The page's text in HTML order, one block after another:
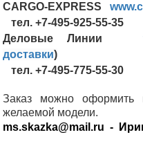
CARGO-EXPRESS
тел. +7-495-925-55-35
Деловые Линии
доставки)
тел. +7-495-775-55-30
Заказ можно оформить
желаемой модели.
ms.skazka@mail.ru -